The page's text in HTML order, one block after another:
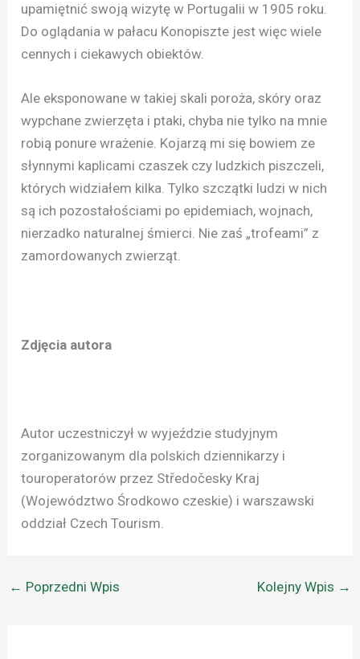
upamiętnić swoją wizytę w Portugalii w 1905 roku.
Do oglądania w pałacu Konopiszte jest więc wiele
cennych i ciekawych obiektów.
Ale eksponowane w takiej skali poroża, skóry oraz
wypchane zwierzęta i ptaki, chyba nie tylko na mnie
robią ponure wrażenie. Kojarzą mi się bowiem ze
słynnymi kaplicami czaszek czy ludzkich piszczeli,
których widziałem kilka. Tylko szczątki ludzi w nich
są ich pozostałościami po epidemiach, wojnach,
nierzadko naturalnej śmierci. Nie zaś „trofeami” z
zamordowanych zwierząt.
Zdjęcia autora
Autor uczestniczył w wyjeździe studyjnym
zorganizowanym dla polskich dziennikarzy i
touroperatorów przez Středočesky Kraj
(Województwo Środkowo czeskie) i warszawski
oddział Czech Tourism.
← Poprzedni Wpis Kolejny Wpis →